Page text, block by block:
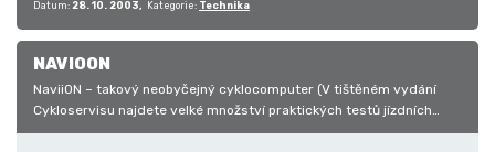
Datum: 28. 10. 2003 Kategorie: Technika
NAVIOON
NaviiON – takový neobyčejný cyklocomputer (V tištěném vydání
Cykloservisu najdete velké množství praktických testů jízdních
kola,…